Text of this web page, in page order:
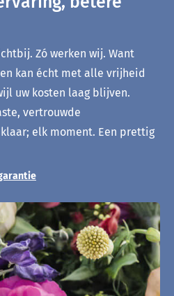
Zó werken wij. Want
kan écht met alle vrijheid
uw kosten laag blijven.
vertrouwde
elk moment. Een prettig